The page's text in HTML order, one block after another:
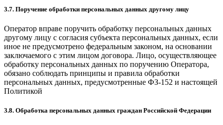
3.7. Поручение обработки персональных данных другому лицу
Оператор вправе поручить обработку персональных данных
другому лицу с согласия субъекта персональных данных, если
иное не предусмотрено федеральным законом, на основании
заключаемого с этим лицом договора. Лицо, осуществляющее
обработку персональных данных по поручению Оператора,
обязано соблюдать принципы и правила обработки
персональных данных, предусмотренные ФЗ-152 и настоящей
Политикой
3.8. Обработка персональных данных граждан Российской Федерации